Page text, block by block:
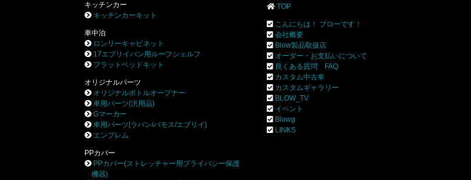
キッチンカー
キッチンカーキット
車中泊
ロンリーキャビネット
17エブリイバン用ルーフシェルフ
フラットベッドキット
オリジナルパーツ
オリジナルボトルオープナー
車用パーツ(汎用品)
Gマーカー
車用パーツ[ラパン/バモス/エブリイ]
エンブレム
PPカバー
PPカバー(ストレッチャー用プライバシー保護
機器)
TOP
こんにちは！ ブローです！
会社概要
Blow製品取扱店
オーダー・お支払いについて
良くある質問 FAQ
カスタム中古車
カスタムギャラリー
BLOW_TV
イベント
Blowg
LINKS